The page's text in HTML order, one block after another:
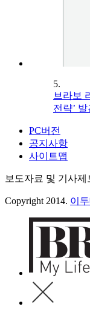
5.
브라보
전략’ 발
PC버전
공지사항
사이트맵
보도자료 및 기사제
Copyright 2014. 이